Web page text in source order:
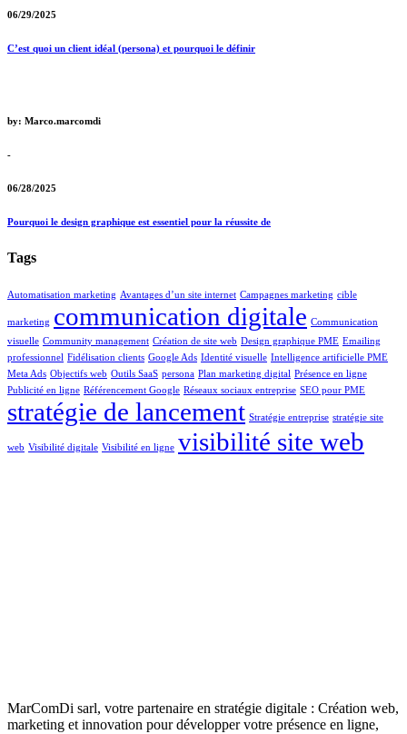
06/29/2025
C’est quoi un client idéal (persona) et pourquoi le définir
by: Marco.marcomdi
-
06/28/2025
Pourquoi le design graphique est essentiel pour la réussite de
Tags
Automatisation marketing Avantages d’un site internet Campagnes marketing cible
marketing communication digitale Communication
visuelle Community management Création de site web Design graphique PME Emailing
professionnel Fidélisation clients Google Ads Identité visuelle Intelligence artificielle PME
Meta Ads Objectifs web Outils SaaS persona Plan marketing digital Présence en ligne
Publicité en ligne Référencement Google Réseaux sociaux entreprise SEO pour PME
stratégie de lancement Stratégie entreprise stratégie site
web Visibilité digitale Visibilité en ligne visibilité site web
MarComDi sarl, votre partenaire en stratégie digitale : Création web,
marketing et innovation pour développer votre présence en ligne,